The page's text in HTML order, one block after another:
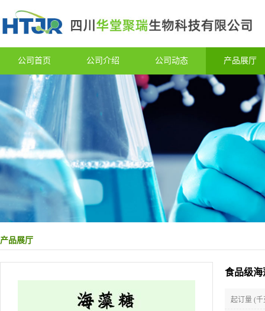
公司首页 公司介绍 公司动态 产品展厅
产品展厅
食品级海
起订量 (千